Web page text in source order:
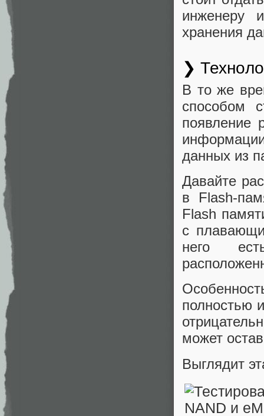
инженеру
хранения
❯
В то же
способом
появление
данных из
Давайте
в Flash-
Flash
с
него
полностью
может
Выглядит